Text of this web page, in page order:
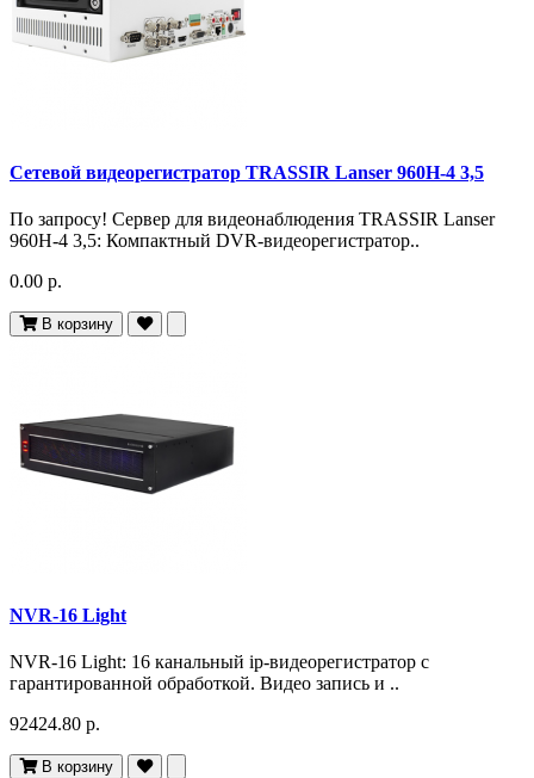
Сетевой видеорегистратор TRASSIR Lanser 960H-4 3,5
По запросу! Сервер для видеонаблюдения TRASSIR Lanser
960H-4 3,5: Компактный DVR-видеорегистратор..
0.00 р.
В корзину
NVR-16 Light
NVR-16 Light: 16 канальный ip-видеорегистратор с
гарантированной обработкой. Видео запись и ..
92424.80 р.
В корзину